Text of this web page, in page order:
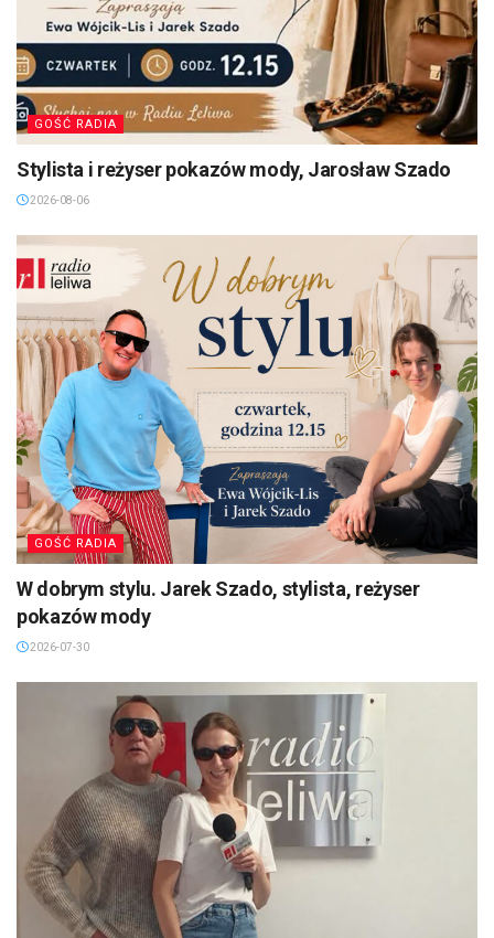
GOŚĆ RADIA
Stylista i reżyser pokazów mody, Jarosław Szado
2026-08-06
GOŚĆ RADIA
W dobrym stylu. Jarek Szado, stylista, reżyser
pokazów mody
2026-07-30